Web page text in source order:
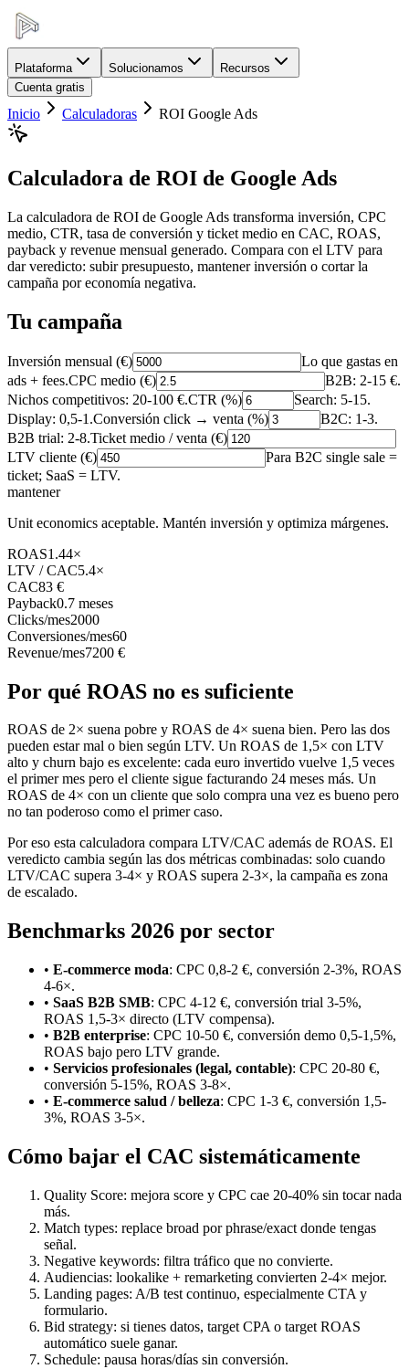
Plataforma Solucionamos
Recursos
Cuenta gratis
Inicio Calculadoras ROI Google Ads
Calculadora de ROI de Google Ads
La calculadora de ROI de Google Ads transforma inversión, CPC
medio, CTR, tasa de conversión y ticket medio en CAC, ROAS,
payback y revenue mensual generado. Compara con el LTV para
dar veredicto: subir presupuesto, mantener inversión o cortar la
campaña por economía negativa.
Tu campaña
Inversión mensual (€)
Lo que gastas en
ads + fees.CPC medio (€)
B2B: 2-15 €.
Nichos competitivos: 20-100 €.CTR (%)
Search: 5-15.
Display: 0,5-1.Conversión click → venta (%)
B2C: 1-3.
B2B trial: 2-8.Ticket medio / venta (€)
LTV cliente (€)
Para B2C single sale =
ticket; SaaS = LTV.
mantener
Unit economics aceptable. Mantén inversión y optimiza márgenes.
ROAS1.44×
LTV / CAC5.4×
CAC83 €
Payback0.7 meses
Clicks/mes2000
Conversiones/mes60
Revenue/mes7200 €
Por qué ROAS no es suficiente
ROAS de 2× suena pobre y ROAS de 4× suena bien. Pero las dos
pueden estar mal o bien según LTV. Un ROAS de 1,5× con LTV
alto y churn bajo es excelente: cada euro invertido vuelve 1,5 veces
el primer mes pero el cliente sigue facturando 24 meses más. Un
ROAS de 4× con un cliente que solo compra una vez es bueno pero
no tan poderoso como el primer caso.
Por eso esta calculadora compara LTV/CAC además de ROAS. El
veredicto cambia según las dos métricas combinadas: solo cuando
LTV/CAC supera 3-4× y ROAS supera 2-3×, la campaña es zona
de escalado.
Benchmarks 2026 por sector
• E-commerce moda: CPC 0,8-2 €, conversión 2-3%, ROAS
4-6×.
• SaaS B2B SMB: CPC 4-12 €, conversión trial 3-5%,
ROAS 1,5-3× directo (LTV compensa).
• B2B enterprise: CPC 10-50 €, conversión demo 0,5-1,5%,
ROAS bajo pero LTV grande.
• Servicios profesionales (legal, contable): CPC 20-80 €,
conversión 5-15%, ROAS 3-8×.
• E-commerce salud / belleza: CPC 1-3 €, conversión 1,5-
3%, ROAS 3-5×.
Cómo bajar el CAC sistemáticamente
Quality Score: mejora score y CPC cae 20-40% sin tocar nada
más.
Match types: replace broad por phrase/exact donde tengas
señal.
Negative keywords: filtra tráfico que no convierte.
Audiencias: lookalike + remarketing convierten 2-4× mejor.
Landing pages: A/B test continuo, especialmente CTA y
formulario.
Bid strategy: si tienes datos, target CPA o target ROAS
automático suele ganar.
Schedule: pausa horas/días sin conversión.